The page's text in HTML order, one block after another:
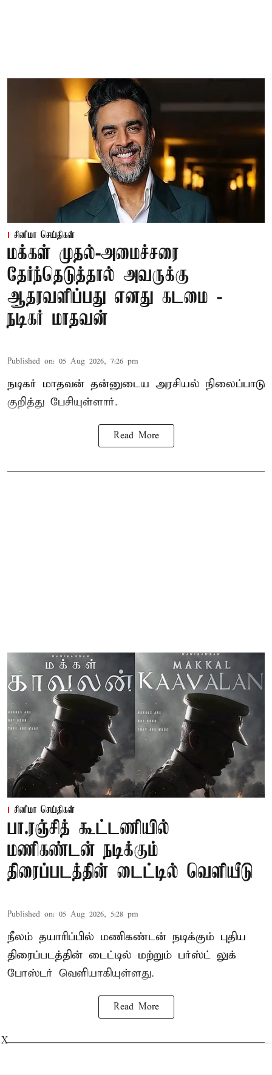
சினிமா செய்திகள்
மக்கள் முதல்-அமைச்சரை
தேர்ந்தெடுத்தால் அவருக்கு
ஆதரவளிப்பது எனது கடமை -
நடிகர் மாதவன்
Published on: 05 Aug 2026, 7:26 pm
நடிகர் மாதவன் தன்னுடைய அரசியல் நிலைப்பாடு
குறித்து பேசியுள்ளார்.
Read More
சினிமா செய்திகள்
பா.ரஞ்சித் கூட்டணியில்
மணிகண்டன் நடிக்கும்
திரைப்படத்தின் டைட்டில் வெளியீடு
Published on: 05 Aug 2026, 5:28 pm
நீலம் தயாரிப்பில் மணிகண்டன் நடிக்கும் புதிய
திரைப்படத்தின் டைட்டில் மற்றும் பர்ஸ்ட் லுக்
போஸ்டர் வெளியாகியுள்ளது.
Read More
X